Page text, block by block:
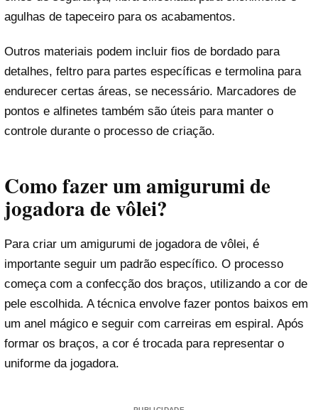
agulhas de tapeceiro para os acabamentos.
Outros materiais podem incluir fios de bordado para
detalhes, feltro para partes específicas e termolina para
endurecer certas áreas, se necessário. Marcadores de
pontos e alfinetes também são úteis para manter o
controle durante o processo de criação.
Como fazer um amigurumi de
jogadora de vôlei?
Para criar um amigurumi de jogadora de vôlei, é
importante seguir um padrão específico. O processo
começa com a confecção dos braços, utilizando a cor de
pele escolhida. A técnica envolve fazer pontos baixos em
um anel mágico e seguir com carreiras em espiral. Após
formar os braços, a cor é trocada para representar o
uniforme da jogadora.